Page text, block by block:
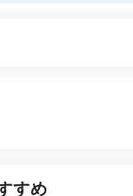
すめ